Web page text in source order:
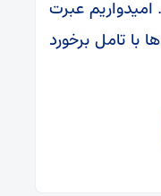
امیدواریم عبرت
با تامل برخورد